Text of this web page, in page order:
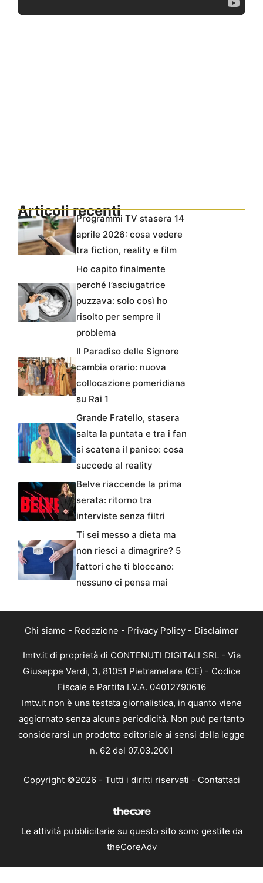
Articoli recentiProgrammi TV stasera 14
aprile 2026: cosa vedere
tra fiction, reality e film
Ho capito finalmente
perché l’asciugatrice
puzzava: solo così ho
risolto per sempre il
problema
Il Paradiso delle Signore
cambia orario: nuova
collocazione pomeridiana
su Rai 1
Grande Fratello, stasera
salta la puntata e tra i fan
si scatena il panico: cosa
succede al reality
Belve riaccende la prima
serata: ritorno tra
interviste senza filtri
Ti sei messo a dieta ma
non riesci a dimagrire? 5
fattori che ti bloccano:
nessuno ci pensa mai
Chi siamo - Redazione - Privacy Policy - Disclaimer
Imtv.it di proprietà di CONTENUTI DIGITALI SRL - Via
Giuseppe Verdi, 3, 81051 Pietramelare (CE) - Codice
Fiscale e Partita I.V.A. 04012790616
Imtv.it non è una testata giornalistica, in quanto viene
aggiornato senza alcuna periodicità. Non può pertanto
considerarsi un prodotto editoriale ai sensi della legge
n. 62 del 07.03.2001
Copyright ©2026 - Tutti i diritti riservati - Contattaci
Le attività pubblicitarie su questo sito sono gestite da
theCoreAdv